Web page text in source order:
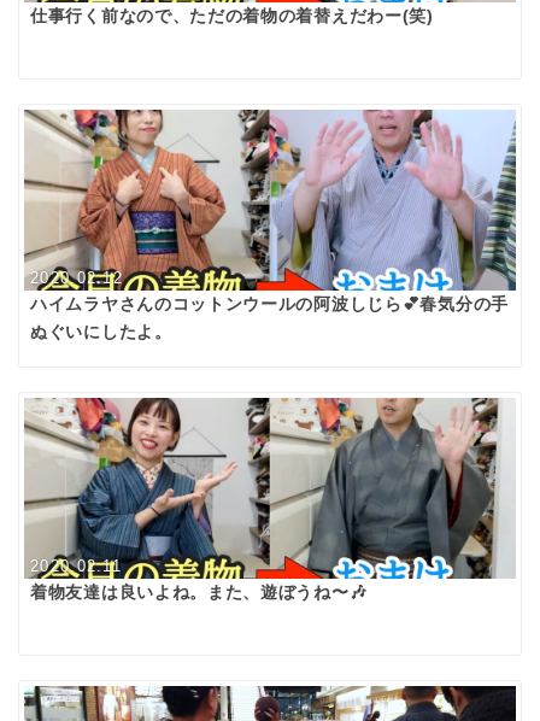
仕事行く前なので、ただの着物の着替えだわー(笑)
2020.02.12
ハイムラヤさんのコットンウールの阿波しじら💕春気分の手
ぬぐいにしたよ。
2020.02.11
着物友達は良いよね。また、遊ぼうね〜🎶